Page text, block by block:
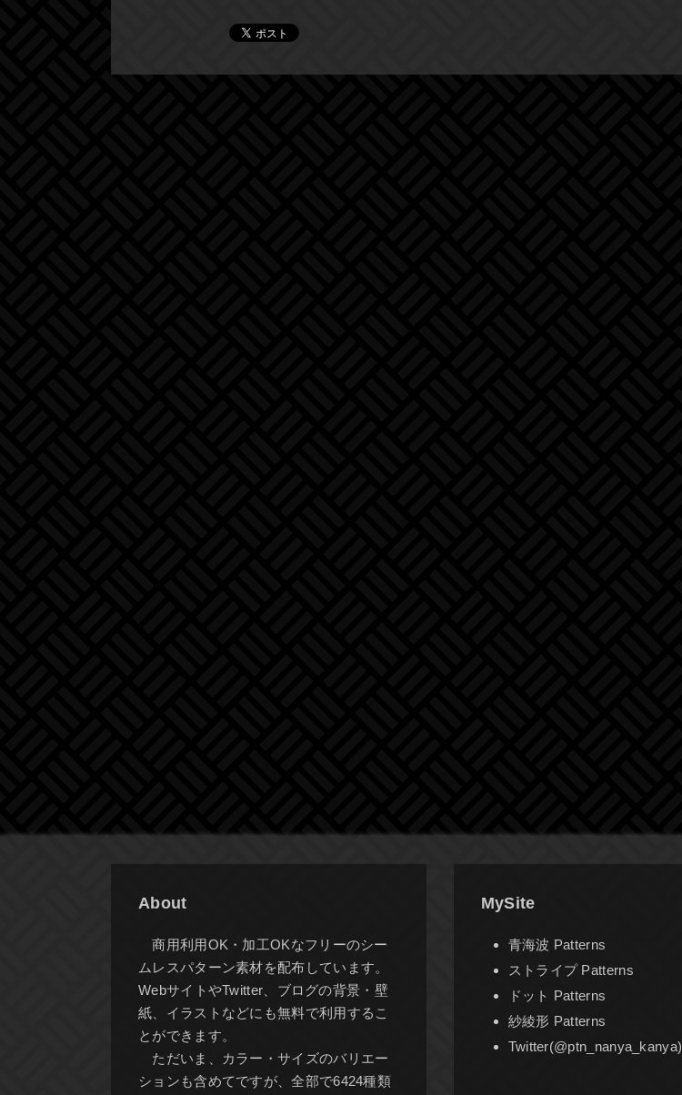
About
商用利用OK・加工OKなフリーのシー
ムレスパターン素材を配布しています。
WebサイトやTwitter、ブログの背景・壁
紙、イラストなどにも無料で利用するこ
とができます。
ただいま、カラー・サイズのバリエー
ションも含めてですが、全部で6424種類
MySite
青海波 Patterns
ストライプ Patterns
ドット Patterns
紗綾形 Patterns
Twitter(@ptn_nanya_kanya)